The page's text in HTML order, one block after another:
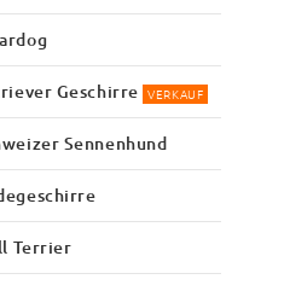
Geschirre VERKAUF
Sennenhund
Terrier